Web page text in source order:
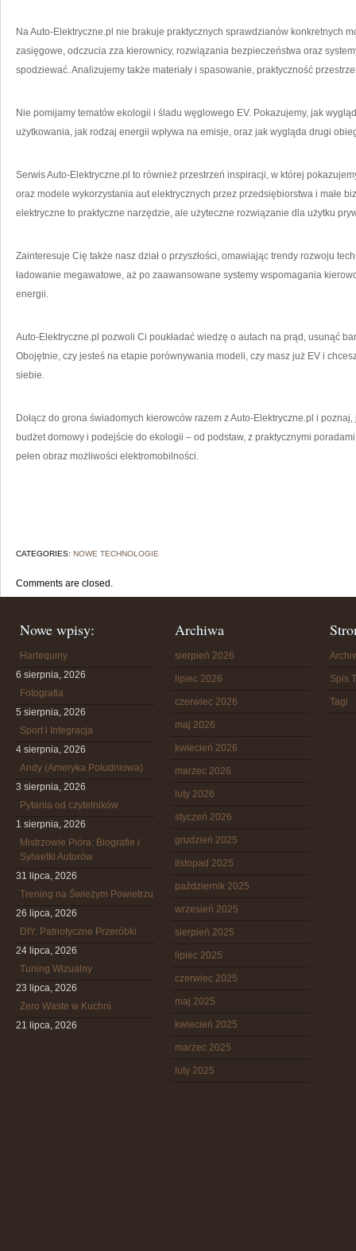
Na Auto-Elektryczne.pl nie brakuje praktycznych sprawdzianów konkretnych
zasięgowe, odczucia zza kierownicy, rozwiązania bezpieczeństwa oraz
spodziewać. Analizujemy także materiały i spasowanie, praktyczność
Nie pomijamy tematów ekologii i śladu węglowego EV. Pokazujemy, jak
użytkowania, jak rodzaj energii wpływa na emisje, oraz jak wygląda drugi
Serwis Auto-Elektryczne.pl to również przestrzeń inspiracji, w której
oraz modele wykorzystania aut elektrycznych przez przedsiębiorstwa i małe
elektryczne to praktyczne narzędzie, ale użyteczne rozwiązanie dla użytku
Zainteresuje Cię także nasz dział o przyszłości, omawiając trendy rozwoju
ładowanie megawatowe, aż po zaawansowane systemy wspomagania
energii.
Auto-Elektryczne.pl pozwoli Ci poukładać wiedzę o autach na prąd, usunąć
Obojętnie, czy jesteś na etapie porównywania modeli, czy masz już EV i
siebie.
Dołącz do grona świadomych kierowców razem z Auto-Elektryczne.pl i
budżet domowy i podejście do ekologii – od podstaw, z praktycznymi
pełen obraz możliwości elektromobilności.
CATEGORIES: NOWE TECHNOLOGIE
Comments are closed.
Nowe wpisy:
Harlequiny
6 sierpnia, 2026
Fotografia
5 sierpnia, 2026
Sport i Integracja
4 sierpnia, 2026
Andy (Ameryka Południowa)
3 sierpnia, 2026
Pytania od czytelników
1 sierpnia, 2026
Mistrzowie Pióra: Biografie i
Sylwetki Autorów
31 lipca, 2026
Trening na Świeżym Powietrzu
26 lipca, 2026
DIY: Patriotyczne Przeróbki
24 lipca, 2026
Tuning Wizualny
23 lipca, 2026
Zero Waste w Kuchni
21 lipca, 2026
Archiwa
sierpień 2026
lipiec 2026
czerwiec 2026
maj 2026
kwiecień 2026
marzec 2026
luty 2026
styczeń 2026
grudzień 2025
listopad 2025
październik 2025
wrzesień 2025
sierpień 2025
lipiec 2025
czerwiec 2025
maj 2025
kwiecień 2025
marzec 2025
luty 2025
Spis
Tagi